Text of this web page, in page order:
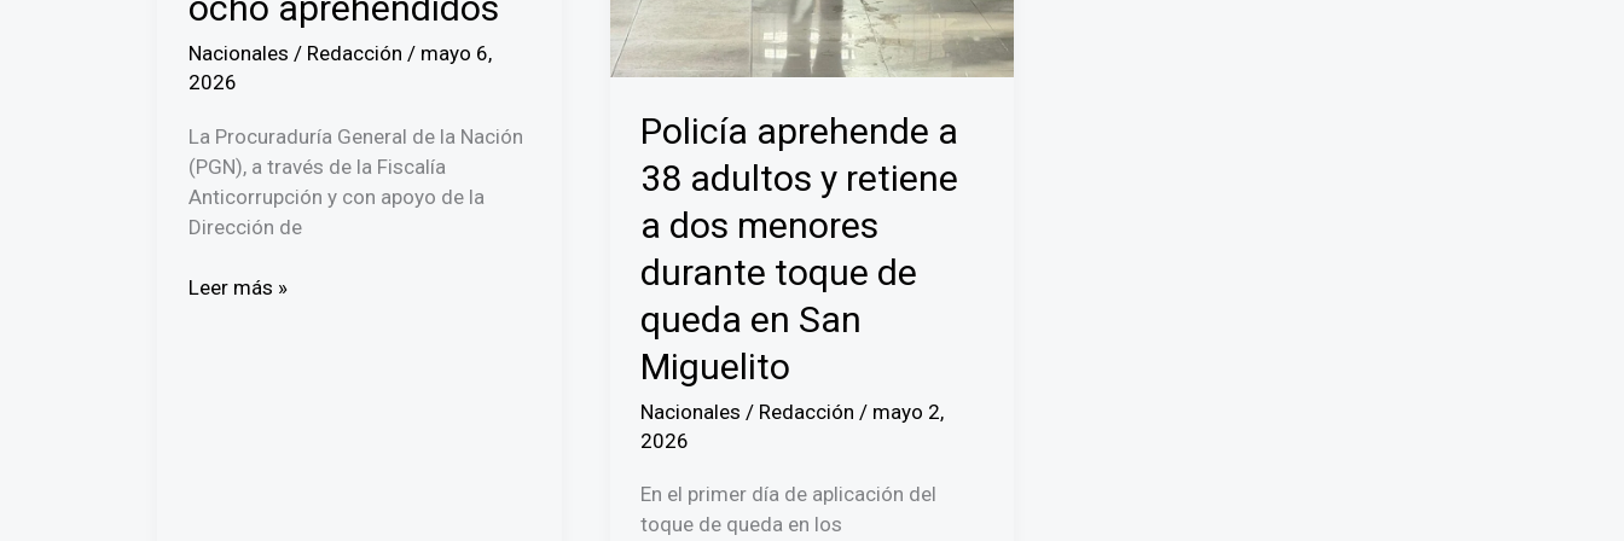
Nacionales / Redacción / mayo 6,
2026
La Procuraduría General de la Nación
(PGN), a través de la Fiscalía
Anticorrupción y con apoyo de la
Dirección de
Operación
Leer más »
Policía aprehende a
38 adultos y retiene
a dos menores
durante toque de
queda en San
Miguelito
Nacionales / Redacción/ mayo 2,
2026
En el primer día de aplicación del
toque de queda en los